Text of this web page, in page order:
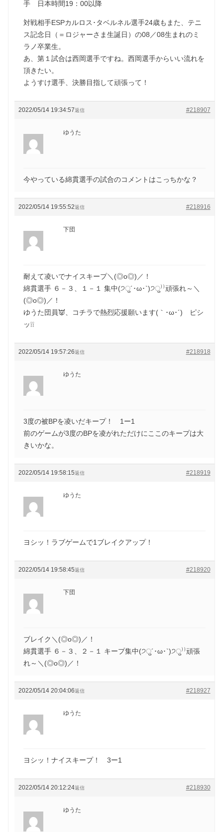
手 日本時間19：00以降
対戦相手ESPカルロス･タベルネル選手24歳もまた、テニ
ス記念日（＝ロジャーさま生誕日）の08／08生まれのミ
ラノ卒業生。
あ、第１試合は西岡選手ですね。西岡選手からいい流れを
頂きたい。
ようすけ選手、決勝目指して頑張って！
2022/05/14 19:34:57 #218907
返信
ゆうた
今やっている綿貫選手の試合のコメントはこっちかな？
2022/05/14 19:55:52 #218916
返信
下団
耐えて凌いでナイスキープ＼(◎o◎)／！
綿貫選手 ６－３、１－１ 集中(੭ु´･ω･`)੭ु⁾⁾頑張れ～＼
(◎o◎)／！
ゆうた団員👿、コチラで熱烈応援願います(｀･ω･´)ゞピシ
ッ❕❕
2022/05/14 19:57:26 #218918
返信
ゆうた
3度の被BPを凌いだキープ！ 1ー1
前のゲームが3度のBPを凌がれただけにここのキープは大
きいかな。
2022/05/14 19:58:15 #218919
返信
ゆうた
ヨシッ！ラブゲームで1ブレイクアップ！
2022/05/14 19:58:45 #218920
返信
下団
ブレイク＼(◎o◎)／！
綿貫選手 ６－３、２－１ キープ集中(੭ु´･ω･`)੭ु⁾⁾頑張
れ～＼(◎o◎)／！
2022/05/14 20:04:06 #218927
返信
ゆうた
ヨシッ！ナイスキープ！ 3ー1
2022/05/14 20:12:24 #218930
返信
ゆうた